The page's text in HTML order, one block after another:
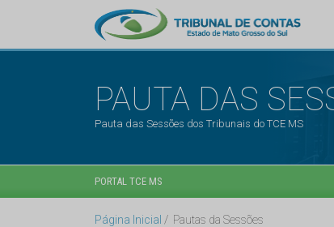
PAUTA DAS
Pauta das Sessões dos Tribunais do TCE MS
PORTAL TCE MS
Página Inicial Pautas da Sessões